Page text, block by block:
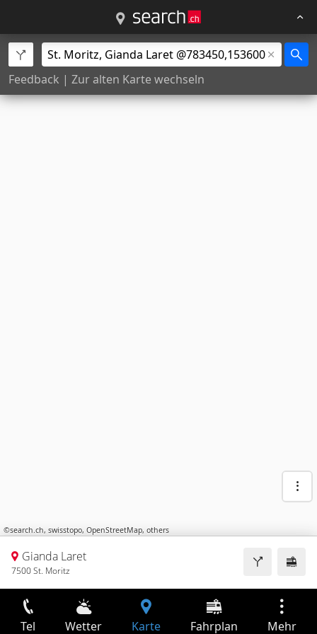
Feedback | Zur alten Karte wechseln
©search.ch, swisstopo, OpenStreetMap, others
Gianda Laret
7500 St. Moritz
Tel Wetter Karte Fahrplan Mehr